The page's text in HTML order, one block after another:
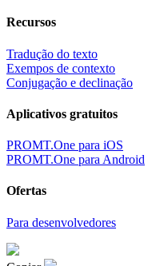
Recursos
Tradução do texto
Exempos de contexto
Conjugação e declinação
Aplicativos gratuitos
PROMT.One para iOS
PROMT.One para Android
Ofertas
Para desenvolvedores